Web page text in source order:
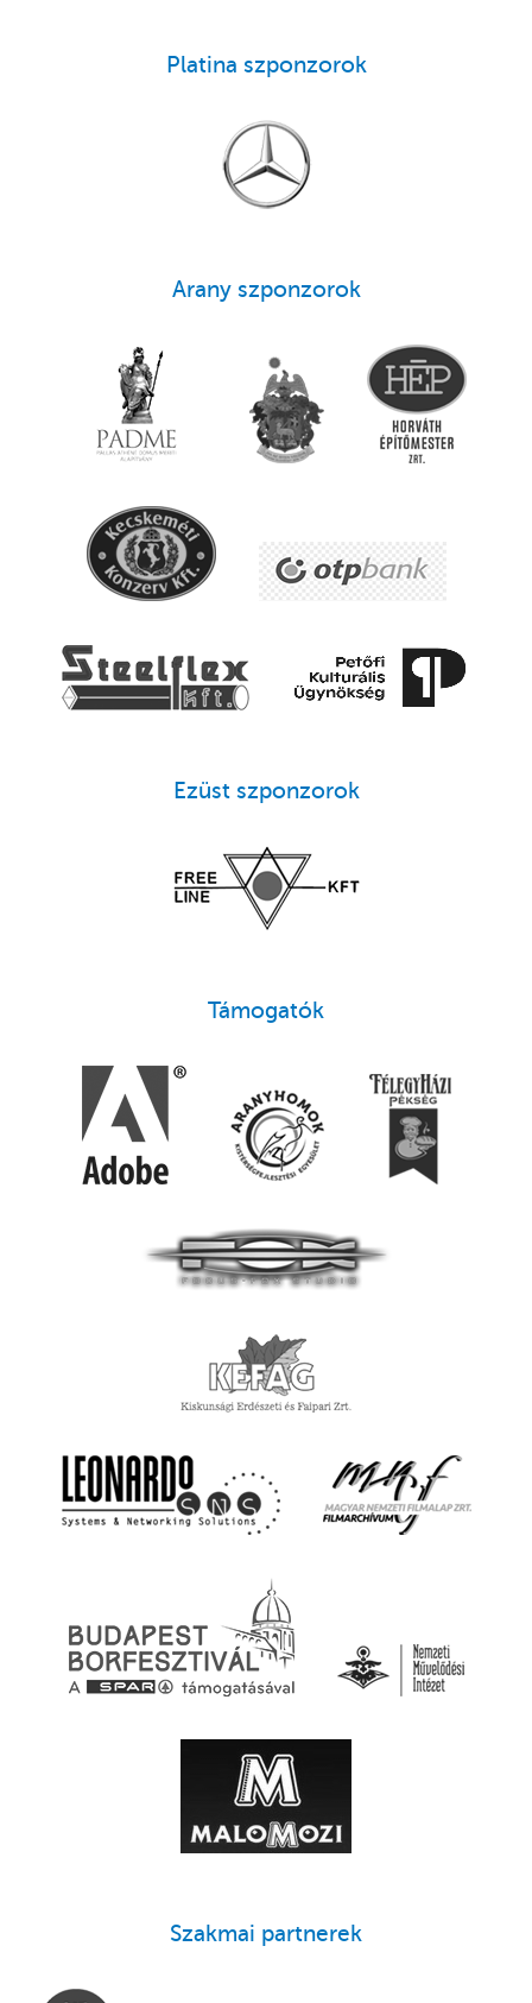
Platina szponzorok
Arany szponzorok
Ezüst szponzorok
Támogatók
Szakmai partnerek